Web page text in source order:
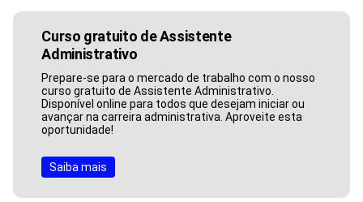
Curso gratuito de Assistente
Administrativo
Prepare-se para o mercado de trabalho com o nosso
curso gratuito de Assistente Administrativo.
Disponível online para todos que desejam iniciar ou
avançar na carreira administrativa. Aproveite esta
oportunidade!
Saiba mais